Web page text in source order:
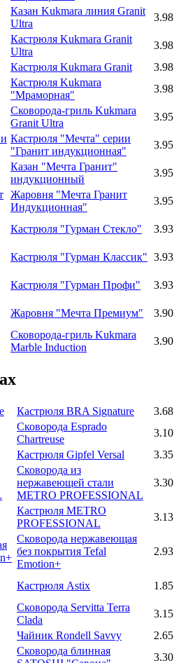
Казан Kukmara линия Granit
Ultra
3.98
Кастрюля Kukmara Granit
Ultra
3.98
Кастрюля Kukmara Granit
3.98
Кастрюля Kukmara
"Мраморная"
3.98
Сковорода-гриль Kukmara
Granit Ultra
3.95
Кастрюля "Мечта" серии
"Гранит индукционная"
3.95
Казан "Мечта Гранит"
индукционный
3.95
Жаровня "Мечта Гранит
Индукционная"
3.95
Кастрюля "Гурман Стекло" 3.93
Кастрюля "Гурман Классик" 3.93
Кастрюля "Гурман Профи" 3.93
Жаровня "Мечта Премиум"
3.90
Сковорода-гриль Kukmara
Marble Induction
3.90
Кастрюля BRA Signature
3.68
Сковорода Esprado
Chartreuse
3.10
Кастрюля Gipfel Versal
3.35
Сковорода из
нержавеющей стали
METRO PROFESSIONAL
3.30
Кастрюля METRO
PROFESSIONAL
3.13
Сковорода нержавеющая
без покрытия Tefal
Emotion+
2.93
Кастрюля Astix
1.85
Сковорода Servitta Terra
Clada
3.15
Чайник Rondell Savvy
2.65
Сковорода блинная
3.30